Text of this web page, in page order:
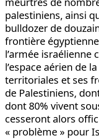
palestiniens, ainsi
bulldozer de
frontière
l’armée
l’espace aérien de
territoriales et ses
de Palestiniens,
dont 80% vivent
cesseront alors
« problème » pour